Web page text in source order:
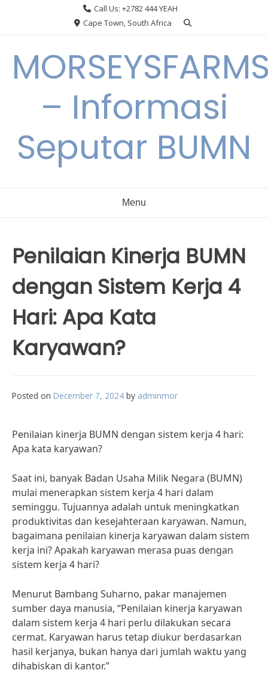
Call Us: +2782 444 YEAH
Cape Town, South Africa
– Informasi
Seputar BUMN
Menu
Penilaian Kinerja BUMN
dengan Sistem Kerja 4
Hari: Apa Kata
Karyawan?
Posted on December 7, 2024 by adminmor
Penilaian kinerja BUMN dengan sistem kerja 4 hari:
Apa kata karyawan?
Saat ini, banyak Badan Usaha Milik Negara (BUMN)
mulai menerapkan sistem kerja 4 hari dalam
seminggu. Tujuannya adalah untuk meningkatkan
produktivitas dan kesejahteraan karyawan. Namun,
bagaimana penilaian kinerja karyawan dalam sistem
kerja ini? Apakah karyawan merasa puas dengan
sistem kerja 4 hari?
Menurut Bambang Suharno, pakar manajemen
sumber daya manusia, “Penilaian kinerja karyawan
dalam sistem kerja 4 hari perlu dilakukan secara
cermat. Karyawan harus tetap diukur berdasarkan
hasil kerjanya, bukan hanya dari jumlah waktu yang
dihabiskan di kantor.”